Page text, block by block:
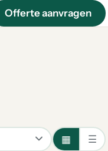
Offerte aanvragen
▦ ☰